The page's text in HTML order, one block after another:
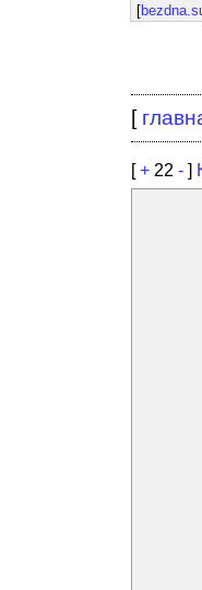
[
[
[+ 22 - ]